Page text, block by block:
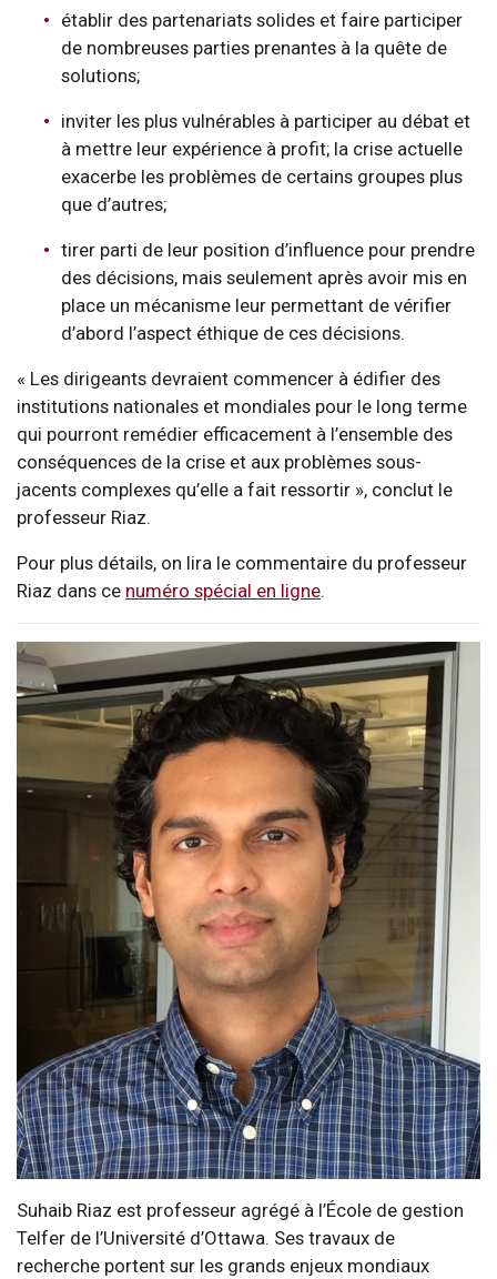
établir des partenariats solides et faire participer
de nombreuses parties prenantes à la quête de
solutions;
inviter les plus vulnérables à participer au débat et
à mettre leur expérience à profit; la crise actuelle
exacerbe les problèmes de certains groupes plus
que d’autres;
tirer parti de leur position d’influence pour prendre
des décisions, mais seulement après avoir mis en
place un mécanisme leur permettant de vérifier
d’abord l’aspect éthique de ces décisions.
« Les dirigeants devraient commencer à édifier des
institutions nationales et mondiales pour le long terme
qui pourront remédier efficacement à l’ensemble des
conséquences de la crise et aux problèmes sous-
jacents complexes qu’elle a fait ressortir », conclut le
professeur Riaz.
Pour plus détails, on lira le commentaire du professeur
Riaz dans ce numéro spécial en ligne.
Suhaib Riaz est professeur agrégé à l’École de gestion
Telfer de l’Université d’Ottawa. Ses travaux de
recherche portent sur les grands enjeux mondiaux